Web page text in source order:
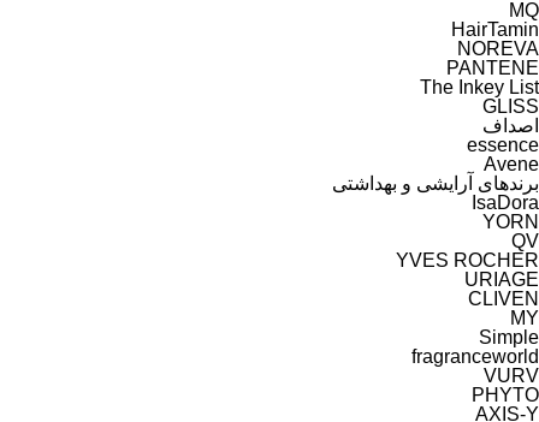
گران‌ترین
MQ
HairTamin
NOREVA
PANTENE
The Inkey List
GLISS
اصداف
essence
Avene
برندهای آرایشی و بهداشتی
IsaDora
YORN
YVES ROCHER
URIAGE
CLIVEN
MY
Simple
fragranceworld
VURV
PHYTO